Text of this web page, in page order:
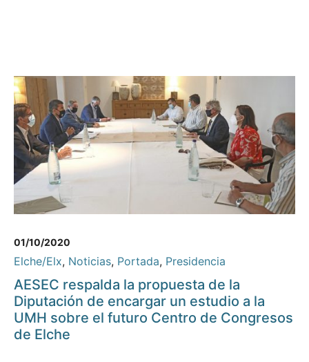
01/10/2020
Elche/Elx, Noticias, Portada, Presidencia
AESEC respalda la propuesta de la
Diputación de encargar un estudio a la
UMH sobre el futuro Centro de Congresos
de Elche